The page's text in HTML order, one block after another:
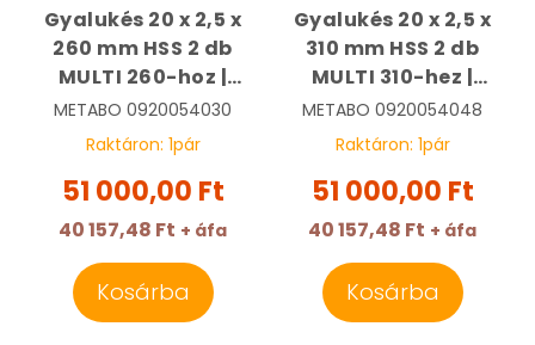
Gyalukés 20 x 2,5 x
260 mm HSS 2 db
MULTI 260-hoz |
METABO
0920054030
METABO 0920054030
Raktáron: 1pár
51 000,00 Ft
40 157,48 Ft + áfa
Kosárba
Gyalukés 20 x 2,5 x
310 mm HSS 2 db
MULTI 310-hez |
METABO
0920054048
METABO 0920054048
Raktáron: 1pár
51 000,00 Ft
40 157,48 Ft + áfa
Kosárba